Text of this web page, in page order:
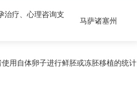
治疗、心理咨询支
马萨诸塞州
用自体卵子进行鲜胚或冻胚移植的统计